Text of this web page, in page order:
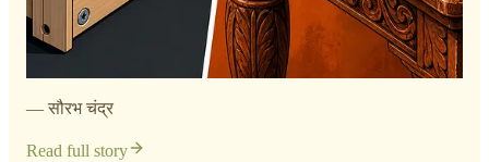
— सौरभ चंद्र
Read full story